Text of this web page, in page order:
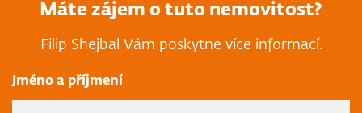
Máte zájem o tuto nemovitost?
Filip Shejbal Vám poskytne více informací.
Jméno a příjmení